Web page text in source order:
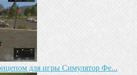
для игры Симулятор Фе...